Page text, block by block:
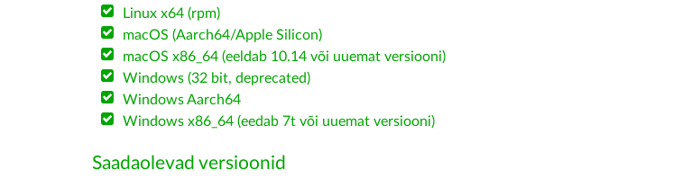
Linux x64 (rpm)
macOS (Aarch64/Apple Silicon)
macOS x86_64 (eeldab 10.14 või uuemat versiooni)
Windows (32 bit, deprecated)
Windows Aarch64
Windows x86_64 (eedab 7t või uuemat versiooni)
Saadaolevad versioonid